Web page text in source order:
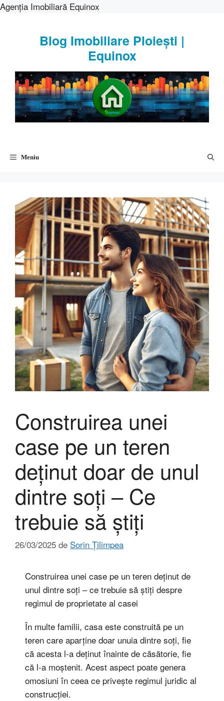
Agenția Imobiliară Equinox
Blog Imobiliare Ploiești |
Equinox
Meniu
Construirea unei
case pe un teren
deținut doar de unul
dintre soți – Ce
trebuie să știți
26/03/2025 de Sorin Țilimpea
Construirea unei case pe un teren deținut de
unul dintre soți – ce trebuie să știți despre
regimul de proprietate al casei
În multe familii, casa este construită pe un
teren care aparține doar unuia dintre soți, fie
că acesta l-a deținut înainte de căsătorie, fie
că l-a moștenit. Acest aspect poate genera
omosiuni în ceea ce privește regimul juridic al
construcției.